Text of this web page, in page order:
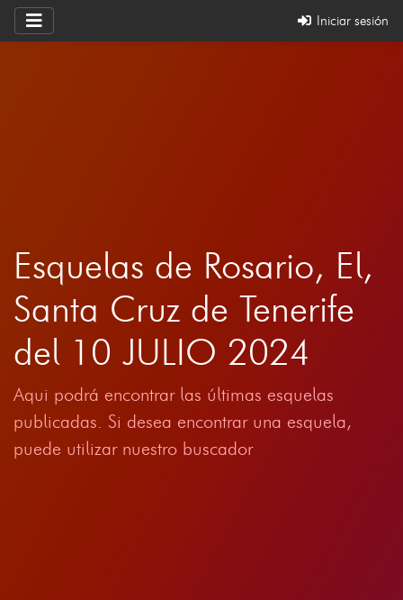
Iniciar sesión
Esquelas de Rosario, El,
Santa Cruz de Tenerife
del 10 JULIO 2024
Aqui podrá encontrar las últimas esquelas
publicadas. Si desea encontrar una esquela,
puede utilizar nuestro buscador